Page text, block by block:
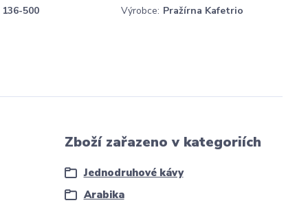
136-500 Výrobce: Pražírna Kafetrio
Zboží zařazeno v kategoriích
Jednodruhové kávy
Arabika